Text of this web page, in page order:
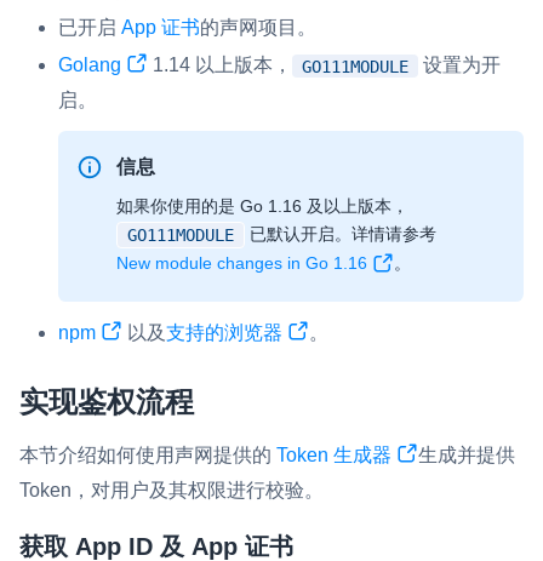
媒体服务
输入在线媒体流
RTC 服务端 SDK
与 RTC 客户端 SDK 互通，实现收发流
快速高效的文档转换解决方案
全周期通话质量检测、回溯和分析方案
控制台
开通和管理声网各项产品服务的统一入口
低代码应用平台
已开启 App 证书的声网项目。
Golang
1.14 以上版本， GO111MODULE
设置为开
启。
信息
如果你使用的是 Go 1.16 及以上版本，
GO111MODULE
已默认开启。详情请参考
New module changes in Go 1.16
。
npm 以及支持的浏览器 。
实现鉴权流程
本节介绍如何使用声网提供的 Token 生成器
生成并提供
Token，对用户及其权限进行校验。
获取 App ID 及 App 证书